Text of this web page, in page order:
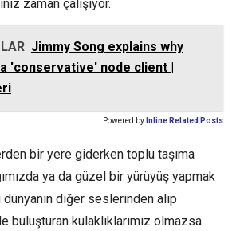
zaman çalışıyor.
Jimmy Song explains why
'conservative' node client |
Powered by Inline Related Posts
bir yere giderken toplu taşıma
ya da güzel bir yürüyüş yapmak
diğer seslerinden alıp
buluşturan kulaklıklarımız olmazsa